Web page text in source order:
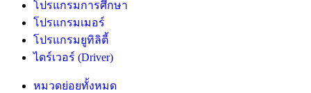
โปรแกรมการศึกษา
โปรแกรมเมอร์
โปรแกรมยูทิลิตี้
ไดร์เวอร์ (Driver)
หมวดย่อยทั้งหมด